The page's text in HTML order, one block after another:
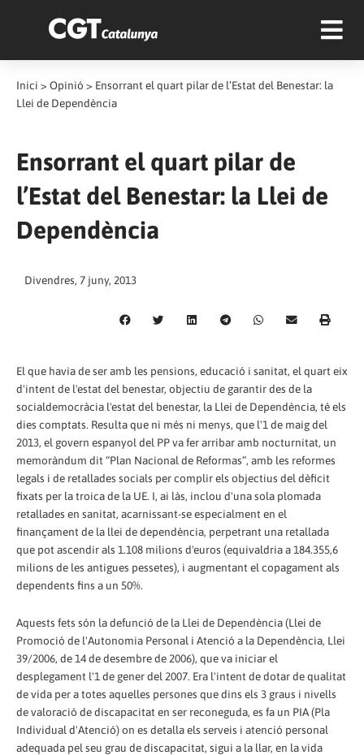
Inici > Opinió > Ensorrant el quart pilar de l’Estat del Benestar: la
Llei de Dependència
Ensorrant el quart pilar de
l’Estat del Benestar: la Llei de
Dependència
Divendres, 7 juny, 2013
El que havia de ser amb les pensions, educació i sanitat, el quart eix
d'intent de l'estat del benestar, objectiu de garantir des de la
socialdemocràcia l'estat del benestar, la Llei de Dependència, té els
dies comptats. Resulta que ni més ni menys, que l'1 de maig del
2013, el govern espanyol del PP va fer arribar amb nocturnitat, un
memoràndum dit “Plan Nacional de Reformas“, amb les reformes
legals i de retallades socials per complir els objectius del dèficit
fixats per la troica de la UE. I, ai làs, inclou d'una sola plomada
retallades en sanitat, acarnissant-se especialment en el
finançament de la llei de dependència, perpetrant una retallada
que pot ascendir als 1.108 milions d'euros (equivaldria a 184.355,6
milions de les antigues pessetes), i augmentant el copagament als
dependents fins a un 50%.
Aquests fets són la defunció de la Llei de Dependència (Llei de
Promoció de l'Autonomia Personal i Atenció a la Dependència, Llei
39/2006, de 14 de desembre de 2006), que va iniciar el
desplegament l'1 de gener del 2007. Era l'intent de dotar de qualitat
de vida per a totes aquelles persones que dins els 3 graus i nivells
de valoració de discapacitat en ser reconeguda, es fa un PIA (Pla
Individual d'Atenció) on es detalla els serveis i atenció personal
adequada pel seu grau de discapacitat, sigui a la llar, en la vida